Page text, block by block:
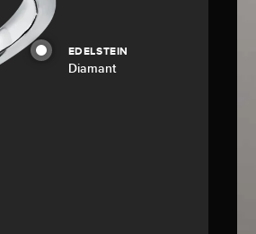
EDELSTEIN
Diamant